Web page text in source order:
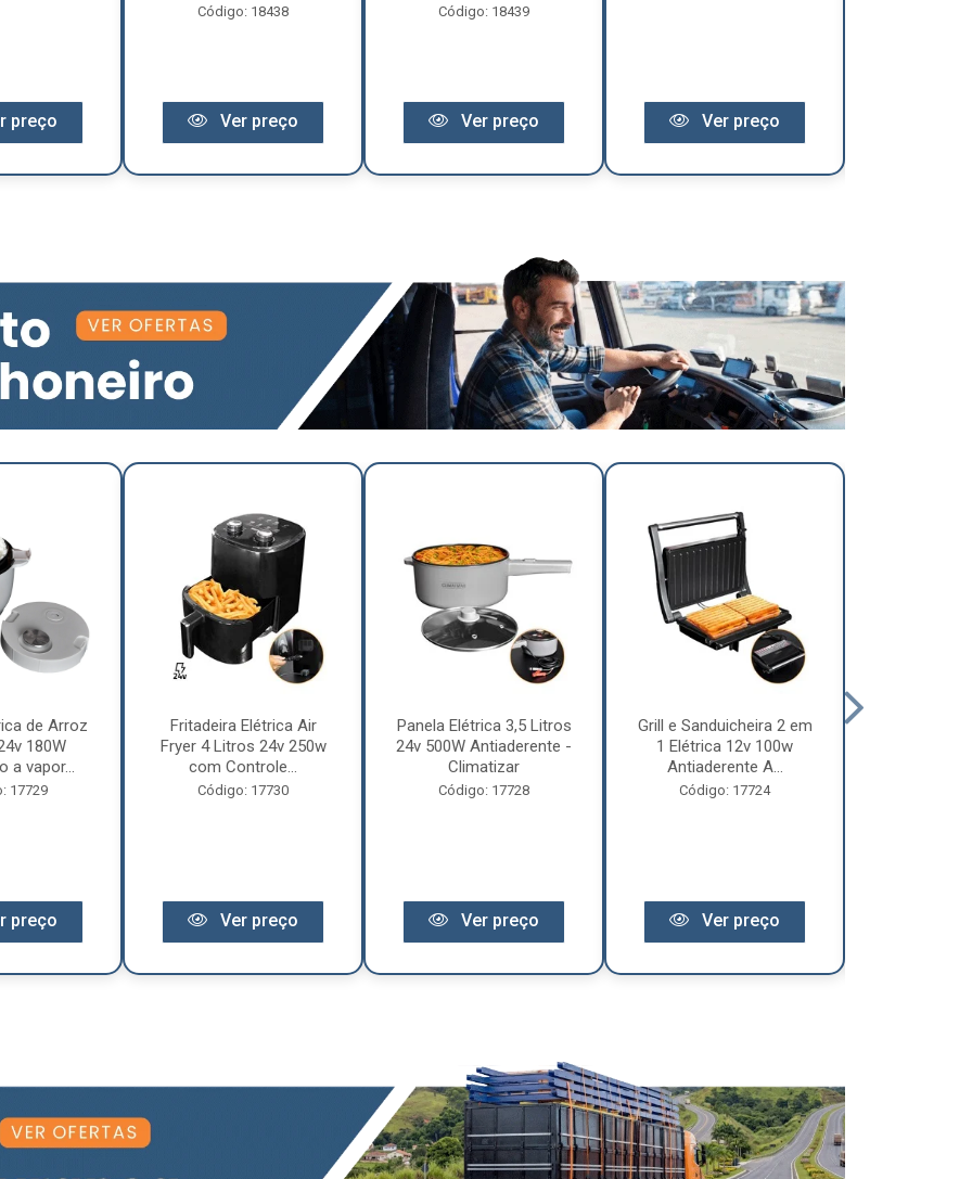
preço
Código: 18438
Ver preço
Código: 18439
Ver preço Ver preço
de Arroz
180W
a vapor...
17729
preço
Fritadeira Elétrica Air
Fryer 4 Litros 24v 250w
com Controle...
Código: 17730
Ver preço
Panela Elétrica 3,5 Litros
24v 500W Antiaderente -
Climatizar
Código: 17728
Ver preço
Grill e Sanduicheira 2 em
1 Elétrica 12v 100w
Antiaderente A...
Código: 17724
Ver preço